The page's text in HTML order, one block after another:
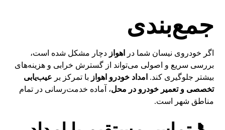
جمع‌بندی
اگر خودروی نیسان شما در اهواز دچار مشکل شده است،
بررسی سریع و اصولی می‌تواند از گسترش خرابی و هزینه‌های
بیشتر جلوگیری کند. امداد خودرو اهواز با تمرکز بر عیب‌یابی
تخصصی و تعمیر خودرو در محل، آماده خدمت‌رسانی در تمام
مناطق شهر است.